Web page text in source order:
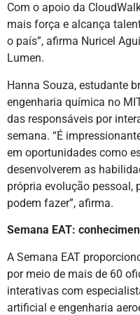
Com o apoio da
mais força e alcança
o país”, afirma Nuricel
Lumen.
Hanna Souza, estudante
engenharia química no
das responsáveis por
semana. “É
em oportunidades como
desenvolverem as
própria evolução pessoal,
podem fazer”, afirma.
Semana EAT:
A Semana EAT
por meio de mais de 60
interativas com
artificial e engenharia